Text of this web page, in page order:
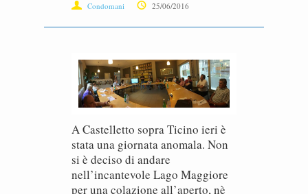
Condomani 25/06/2016
A Castelletto sopra Ticino ieri è
stata una giornata anomala. Non
si è deciso di andare
nell’incantevole Lago Maggiore
per una colazione all’aperto, nè